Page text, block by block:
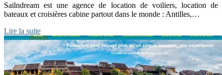
Sailndream est une agence de location de voiliers, location de
bateaux et croisières cabine partout dans le monde : Antilles,…
Lire la suite